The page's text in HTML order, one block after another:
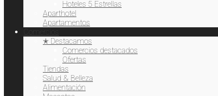
Hoteles 5 Estrellas
Aparthotel
Apartamentos
Comercios
✭ Destacamos
Comercios destacados
Ofertas
Tiendas
Salud & Belleza
Alimentación
Exquisiteses
Extensión de pestañas
Fisioterapia
Flores
Fotodepilación
Freelance
Gafas de Sol
Gofre
Hamburguesas
Hardware